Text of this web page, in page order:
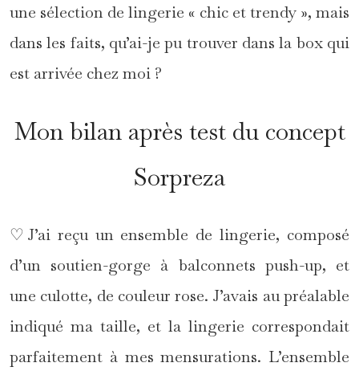
une sélection de lingerie « chic et trendy », mais
dans les faits, qu’ai-je pu trouver dans la box qui
est arrivée chez moi ?
Mon bilan après test du concept
Sorpreza
♡J’ai reçu un ensemble de lingerie, composé
d’un soutien-gorge à balconnets push-up, et
une culotte, de couleur rose. J’avais au préalable
indiqué ma taille, et la lingerie correspondait
parfaitement à mes mensurations. L’ensemble